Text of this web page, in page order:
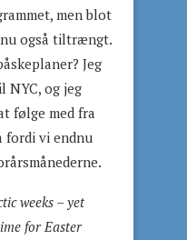
men blot
også tiltrængt.
Jeg
NYC, og jeg
følge med fra
fordi vi endnu
weeks – yet
for Easter